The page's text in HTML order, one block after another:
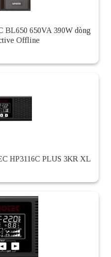
BL650 650VA 390W dòng
Offline
HP3116C PLUS 3KR XL